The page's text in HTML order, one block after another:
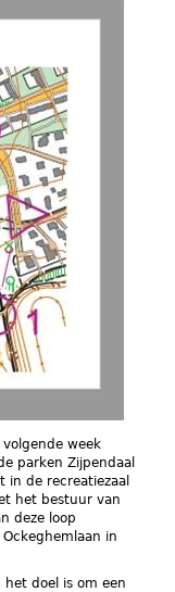
week
parken Zijpendaal
in de recreatiezaal
het bestuur van
deze loop
in
doel is om een